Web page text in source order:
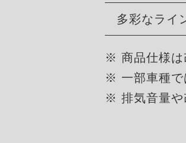
多彩なライ
※ 商品仕様は
※ 一部車種で
※ 排気音量や